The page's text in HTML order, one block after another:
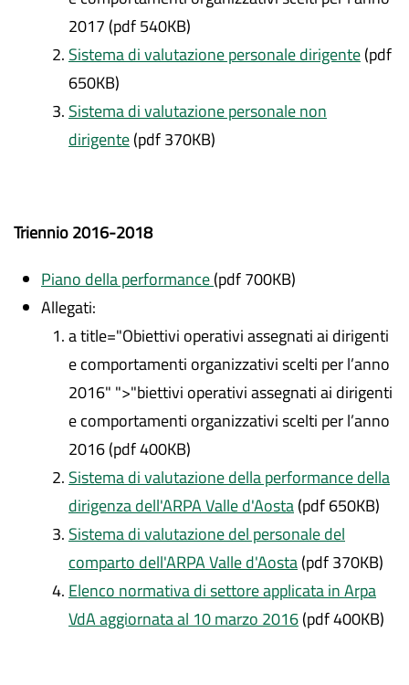
2017 (pdf 540KB)
Sistema di valutazione personale dirigente(pdf
650KB)
Sistema di valutazione personale non
dirigente(pdf 370KB)
Triennio 2016-2018
Piano della performance(pdf 700KB)
Allegati:
a title="Obiettivi operativi assegnati ai dirigenti
e comportamenti organizzativi scelti per l’anno
2016" ">"biettivi operativi assegnati ai dirigenti
e comportamenti organizzativi scelti per l’anno
2016 (pdf 400KB)
Sistema di valutazione della performance della
dirigenza dell'ARPA Valle d'Aosta(pdf 650KB)
Sistema di valutazione del personale del
comparto dell'ARPA Valle d'Aosta(pdf 370KB)
Elenco normativa di settore applicata in Arpa
VdA aggiornata al 10 marzo 2016(pdf 400KB)